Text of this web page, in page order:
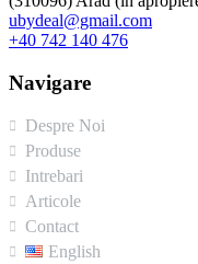
ubydeal@gmail.com
+40 742 140 476
Navigare
Despre Noi
Produse
Intrebari
Articole
Contact
English